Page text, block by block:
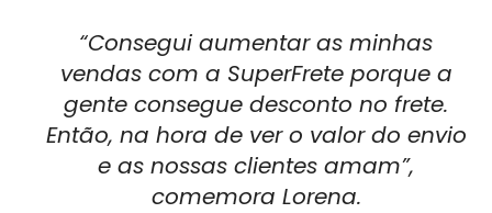
“Consegui aumentar as minhas
vendas com a SuperFrete porque a
gente consegue desconto no frete.
Então, na hora de ver o valor do envio
e as nossas clientes amam”,
comemora Lorena.